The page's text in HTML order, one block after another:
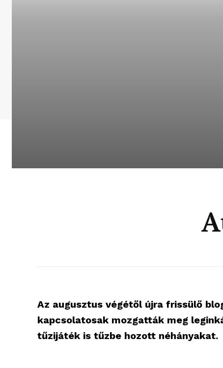
Az augusztus végétől újra frissülő
kapcsolatosak mozgatták meg
tűzijáték is tűzbe hozott néhányakat.